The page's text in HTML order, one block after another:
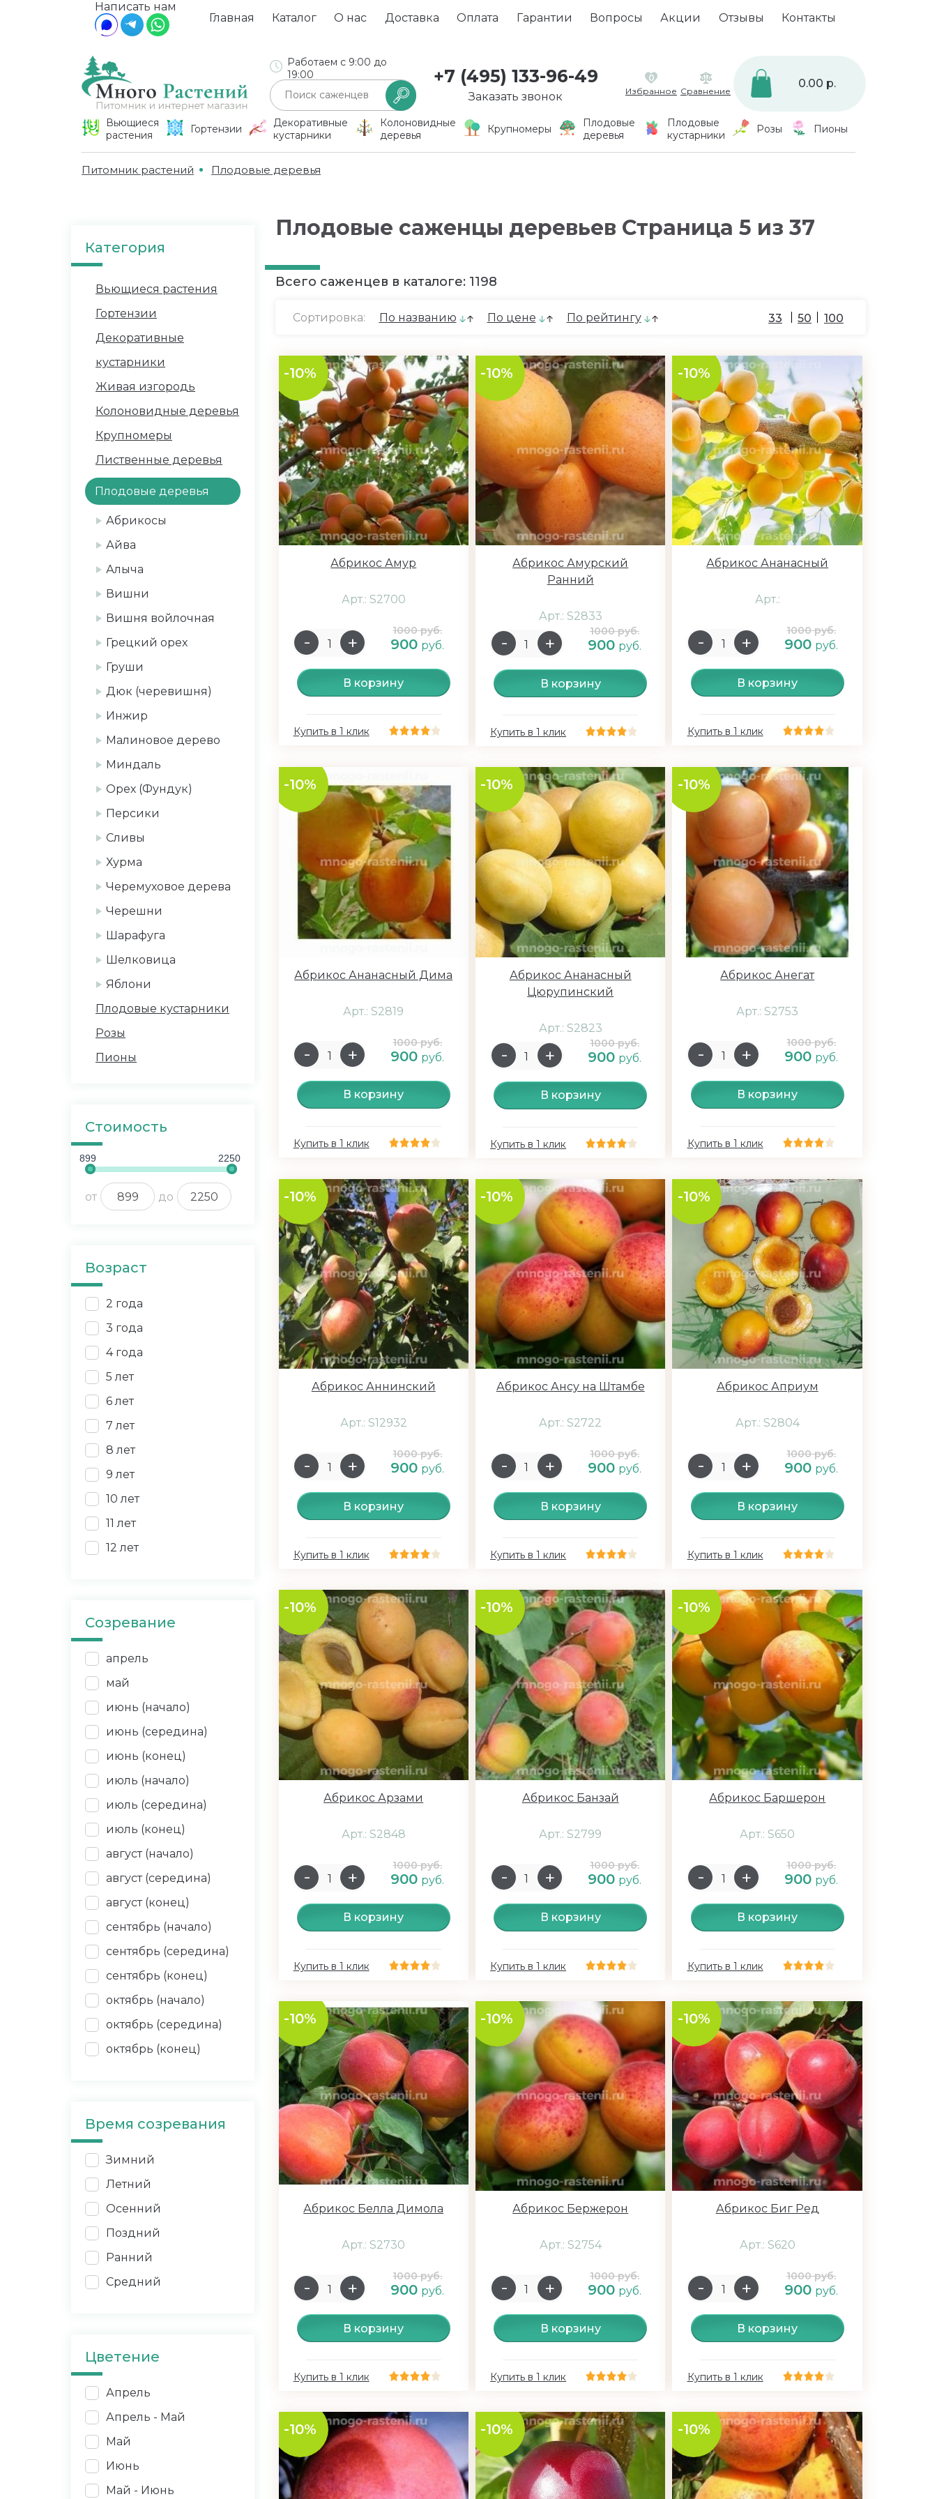
Главная Каталог О нас Доставка Оплата Гарантии Вопросы Акции Отзывы Контакты
Написать нам
Работаем с 9:00 до
19:00
+7 (495) 133-96-49
Заказать звонок
0
Избранное Сравнение
0.00 р.
Вьющиеся
растения
Гортензии
Декоративные
кустарники
Колоновидные
деревья
Крупномеры
Плодовые
деревья
Плодовые
кустарники
Розы Пионы
Питомник растений Плодовые деревья
Плодовые саженцы деревьев Страница 5 из 37
Всего саженцев в каталоге: 1198
Сортировка: По названию По цене По рейтингу 33 50 100
-10%
Абрикос Амур
Арт.: S2700
1000 руб.
900 руб.
В корзину
Купить в 1 клик
-10%
Абрикос Амурский
Ранний
Арт.: S2833
1000 руб.
900 руб.
В корзину
Купить в 1 клик
-10%
Абрикос Ананасный
Арт.:
1000 руб.
900 руб.
В корзину
Купить в 1 клик
-10%
Абрикос Ананасный Дима
Арт.: S2819
1000 руб.
900 руб.
В корзину
Купить в 1 клик
-10%
Абрикос Ананасный
Цюрупинский
Арт.: S2823
1000 руб.
900 руб.
В корзину
Купить в 1 клик
-10%
Абрикос Анегат
Арт.: S2753
1000 руб.
900 руб.
В корзину
Купить в 1 клик
-10%
Абрикос Аннинский
Арт.: S12932
1000 руб.
900 руб.
В корзину
Купить в 1 клик
-10%
Абрикос Ансу на Штамбе
Арт.: S2722
1000 руб.
900 руб.
В корзину
Купить в 1 клик
-10%
Абрикос Априум
Арт.: S2804
1000 руб.
900 руб.
В корзину
Купить в 1 клик
-10%
Абрикос Арзами
Арт.: S2848
1000 руб.
900 руб.
В корзину
Купить в 1 клик
-10%
Абрикос Банзай
Арт.: S2799
1000 руб.
900 руб.
В корзину
Купить в 1 клик
-10%
Абрикос Баршерон
Арт.: S650
1000 руб.
900 руб.
В корзину
Купить в 1 клик
-10%
Абрикос Белла Димола
Арт.: S2730
1000 руб.
900 руб.
В корзину
Купить в 1 клик
-10%
Абрикос Бержерон
Арт.: S2754
1000 руб.
900 руб.
В корзину
Купить в 1 клик
-10%
Абрикос Биг Ред
Арт.: S620
1000 руб.
900 руб.
В корзину
Купить в 1 клик
-10% -10% -10%
Категория
Вьющиеся растения
Гортензии
Декоративные
кустарники
Живая изгородь
Колоновидные деревья
Крупномеры
Лиственные деревья
Плодовые деревья
Абрикосы
Айва
Алыча
Вишни
Вишня войлочная
Грецкий орех
Груши
Дюк (черевишня)
Инжир
Малиновое дерево
Миндаль
Орех (Фундук)
Персики
Сливы
Хурма
Черемуховое дерева
Черешни
Шарафуга
Шелковица
Яблони
Плодовые кустарники
Розы
Пионы
Стоимость
899 2250
от до
Возраст
2 года
3 года
4 года
5 лет
6 лет
7 лет
8 лет
9 лет
10 лет
11 лет
12 лет
Созревание
апрель
май
июнь (начало)
июнь (середина)
июнь (конец)
июль (начало)
июль (середина)
июль (конец)
август (начало)
август (середина)
август (конец)
сентябрь (начало)
сентябрь (середина)
сентябрь (конец)
октябрь (начало)
октябрь (середина)
октябрь (конец)
Время созревания
Зимний
Летний
Осенний
Поздний
Ранний
Средний
Цветение
Апрель
Апрель - Май
Май
Июнь
Май - Июнь